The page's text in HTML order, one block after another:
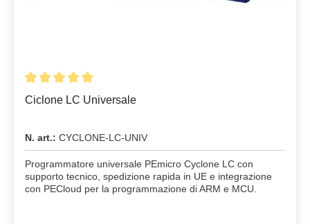
Ciclone LC Universale
N. art.: CYCLONE-LC-UNIV
Programmatore universale PEmicro Cyclone LC con
supporto tecnico, spedizione rapida in UE e integrazione
con PECloud per la programmazione di ARM e MCU.